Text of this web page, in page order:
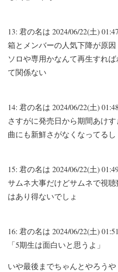
13: 君の名は 2024/06/22(土)
箱とメンバーの人気下降が原因
ソロや専用かなんて再生すれ
て関係ない
14: 君の名は 2024/06/22(土)
さすがに発売日から期間あけす
曲にも新鮮さがなくなってるし
15: 君の名は 2024/06/22(土)
サムネ大事だけどサムネで視
はあり得ないでしょ
16: 君の名は 2024/06/22(土)
「5期生は面白いと思うよ」
いや最後までちゃんとやろうや